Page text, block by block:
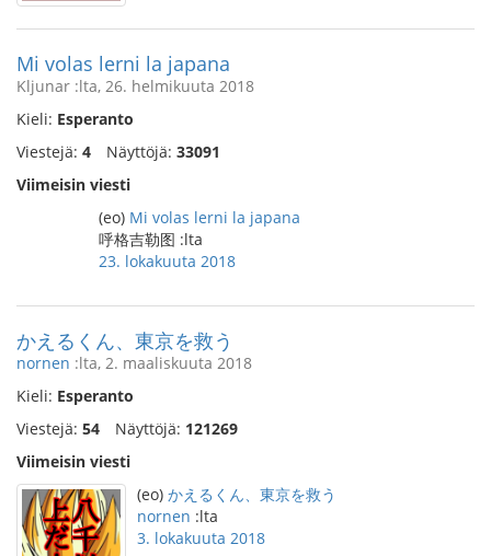
Mi volas lerni la japana
Kljunar :lta, 26. helmikuuta 2018
Kieli: Esperanto
Viestejä: 4 Näyttöjä: 33091
Viimeisin viesti
(eo) Mi volas lerni la japana
呼格吉勒图 :lta
23. lokakuuta 2018
かえるくん、東京を救う
nornen :lta, 2. maaliskuuta 2018
Kieli: Esperanto
Viestejä: 54 Näyttöjä: 121269
Viimeisin viesti
(eo) かえるくん、東京を救う
nornen :lta
3. lokakuuta 2018